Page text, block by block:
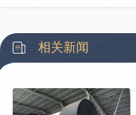
相关新闻